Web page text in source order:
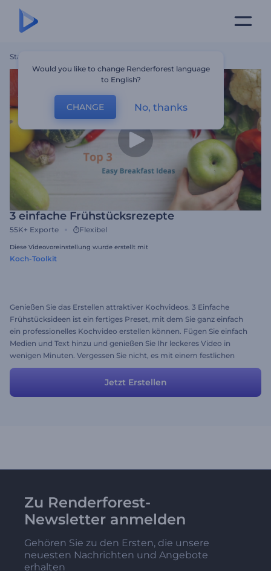
Startseite
3 einfache Frühstücksrezepte
55K+ Exporte Flexibel
Diese Videovoreinstellung wurde erstellt mit
Koch-Toolkit
Genießen Sie das Erstellen attraktiver Kochvideos. 3 Einfache
Frühstücksideen ist ein fertiges Preset, mit dem Sie ganz einfach
ein professionelles Kochvideo erstellen können. Fügen Sie einfach
Medien und Text hinzu und genießen Sie Ihr leckeres Video in
wenigen Minuten. Vergessen Sie nicht, es mit einem festlichen
Musikstück aufzupeppen!
Jetzt Erstellen
Zu Renderforest-
Newsletter anmelden
Gehören Sie zu den Ersten, die unsere
neuesten Nachrichten und Angebote
erhalten
Would you like to change Renderforest language
to English?
CHANGE No, thanks